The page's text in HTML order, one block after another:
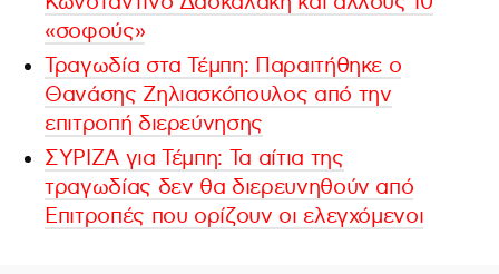
«σοφούς»
Τραγωδία στα Τέμπη: Παραιτήθηκε ο
Θανάσης Ζηλιασκόπουλος από την
επιτροπή διερεύνησης
ΣΥΡΙΖΑ για Τέμπη: Τα αίτια της
τραγωδίας δεν θα διερευνηθούν από
Επιτροπές που ορίζουν οι ελεγχόμενοι